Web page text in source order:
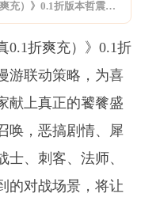
《忍者时刻（保真0.1折爽充）》0.1折版本哲震撼来袭！！延续经典的漫游联动策略，为喜爱动漫、游戏、忍者等元素的玩家献上真正的饕餮盛宴；百位激萌个性忍者英雄等待召唤，恶搞剧情、犀利吐槽、挂机收钱、多线养成；战士、刺客、法师、治疗、符阵多种英雄类型；炫丽到的对战场景，将让你感受HIGH到的炸裂画面，享受激爽痛快的狂暴杀局！
0.1折爽充）》0.1折
游联动策略，为喜
献上真正的饕餮盛
唤，恶搞剧情、犀
、刺客、法师、
的对战场景，将让